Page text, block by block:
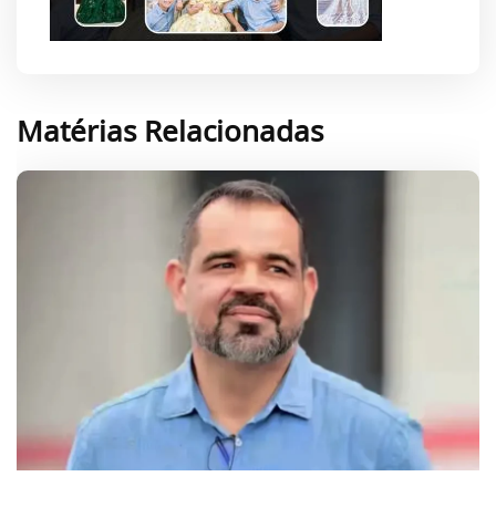
Matérias Relacionadas